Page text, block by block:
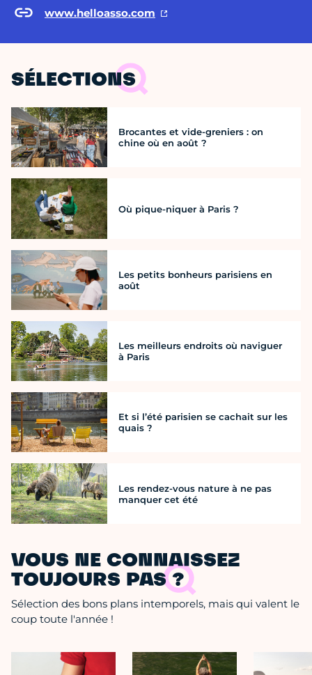
www.helloasso.com
SÉLECTIONS
Brocantes et vide-greniers : on
chine où en août ?
Où pique-niquer à Paris ?
Les petits bonheurs parisiens en
août
Les meilleurs endroits où naviguer
à Paris
Et si l’été parisien se cachait sur les
quais ?
Les rendez-vous nature à ne pas
manquer cet été
VOUS NE CONNAISSEZ
TOUJOURS PAS ?
Sélection des bons plans intemporels, mais qui valent le
coup toute l'année !